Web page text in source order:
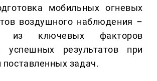
мобильных огневых
воздушного наблюдения –
из ключевых факторов
успешных результатов при
задач.